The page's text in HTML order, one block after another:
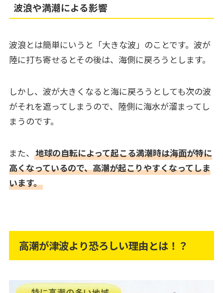
波浪や満潮による影響
波浪とは簡単にいうと「大きな波」のことです。波が
陸に打ち寄せるとその後は、海側に戻ろうとします。
しかし、波が大きくなると海に戻ろうとしても次の波
がそれを遮ってしまうので、陸側に海水が溜まってし
まうのです。
また、 地球の自転によって起こる満潮時は海面が特に
高くなっているので、高潮が起こりやすくなってしま
います。
高潮が津波より恐ろしい理由とは！？